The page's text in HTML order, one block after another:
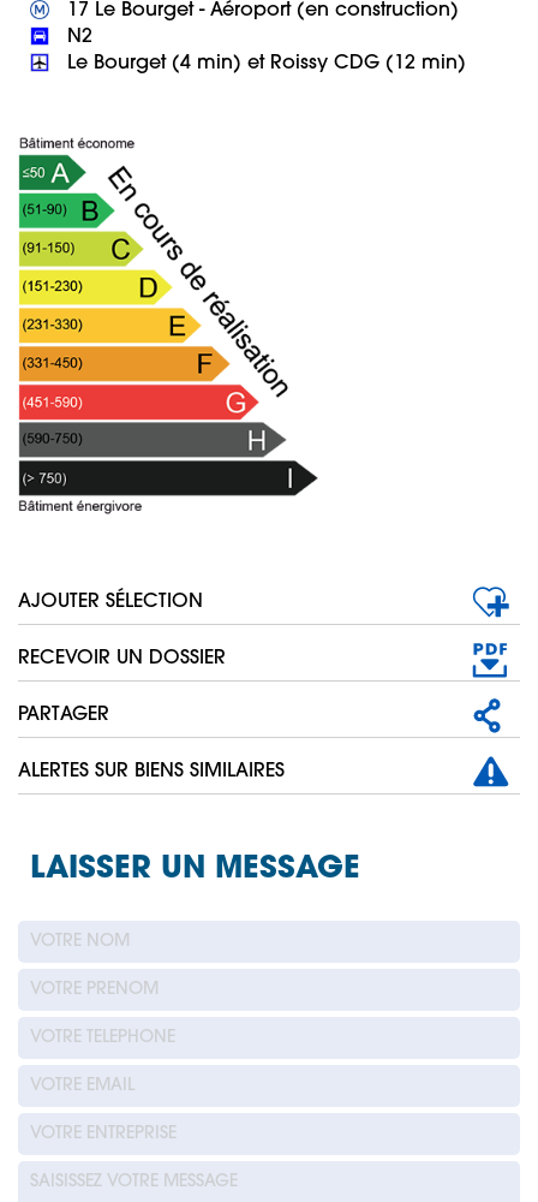
Le Bourget (4 min) et Roissy CDG (12 min)
AJOUTER SÉLECTION
RECEVOIR UN DOSSIER
PARTAGER
ALERTES SUR BIENS SIMILAIRES
LAISSER UN MESSAGE